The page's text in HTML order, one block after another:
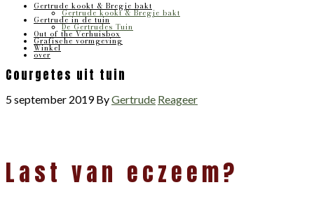
Gertrude kookt & Bregje bakt
Gertrude kookt & Bregje bakt
Gertrude in de tuin
De Gertrudes Tuin
Out of the Verhuisbox
Grafische vormgeving
Winkel
over
Courgetes uit tuin
5 september 2019ByGertrude Reageer
Interacties
Last van eczeem?